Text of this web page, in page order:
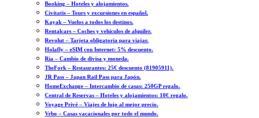
Booking – Hoteles y alojamientos.
Civitatis – Tours y excursiones en español.
Kayak – Vuelos a todos los destinos.
Rentalcars – Coches y vehículos de alquiler.
Revolut – Tarjeta obligatoria para viajar.
Holafly – eSIM con Internet: 5% descuento.
Ria – Cambio de divisa y moneda.
TheFork – Restaurantes: 25€ descuento (81905911).
JR Pass – Japan Rail Pass para Japón.
HomeExchange – Intercambio de casas: 250GP regalo.
Central de Reservas – Hoteles y alojamientos: 10€ regalo.
Voyage Privé – Viajes de lujo al mejor precio.
Vrbo – Casas vacacionales por todo el mundo.